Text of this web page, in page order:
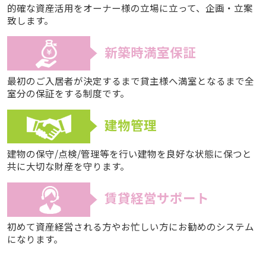
的確な資産活用をオーナー様の立場に立って、企画・立案
致します。
新築時満室保証
最初のご入居者が決定するまで貸主様へ満室となるまで全
室分の保証をする制度です。
建物管理
建物の保守/点検/管理等を行い建物を良好な状態に保つと
共に大切な財産を守ります。
賃貸経営サポート
初めて資産経営される方やお忙しい方にお勧めのシステム
になります。